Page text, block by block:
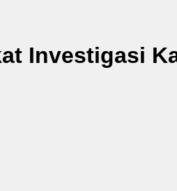
Investigasi